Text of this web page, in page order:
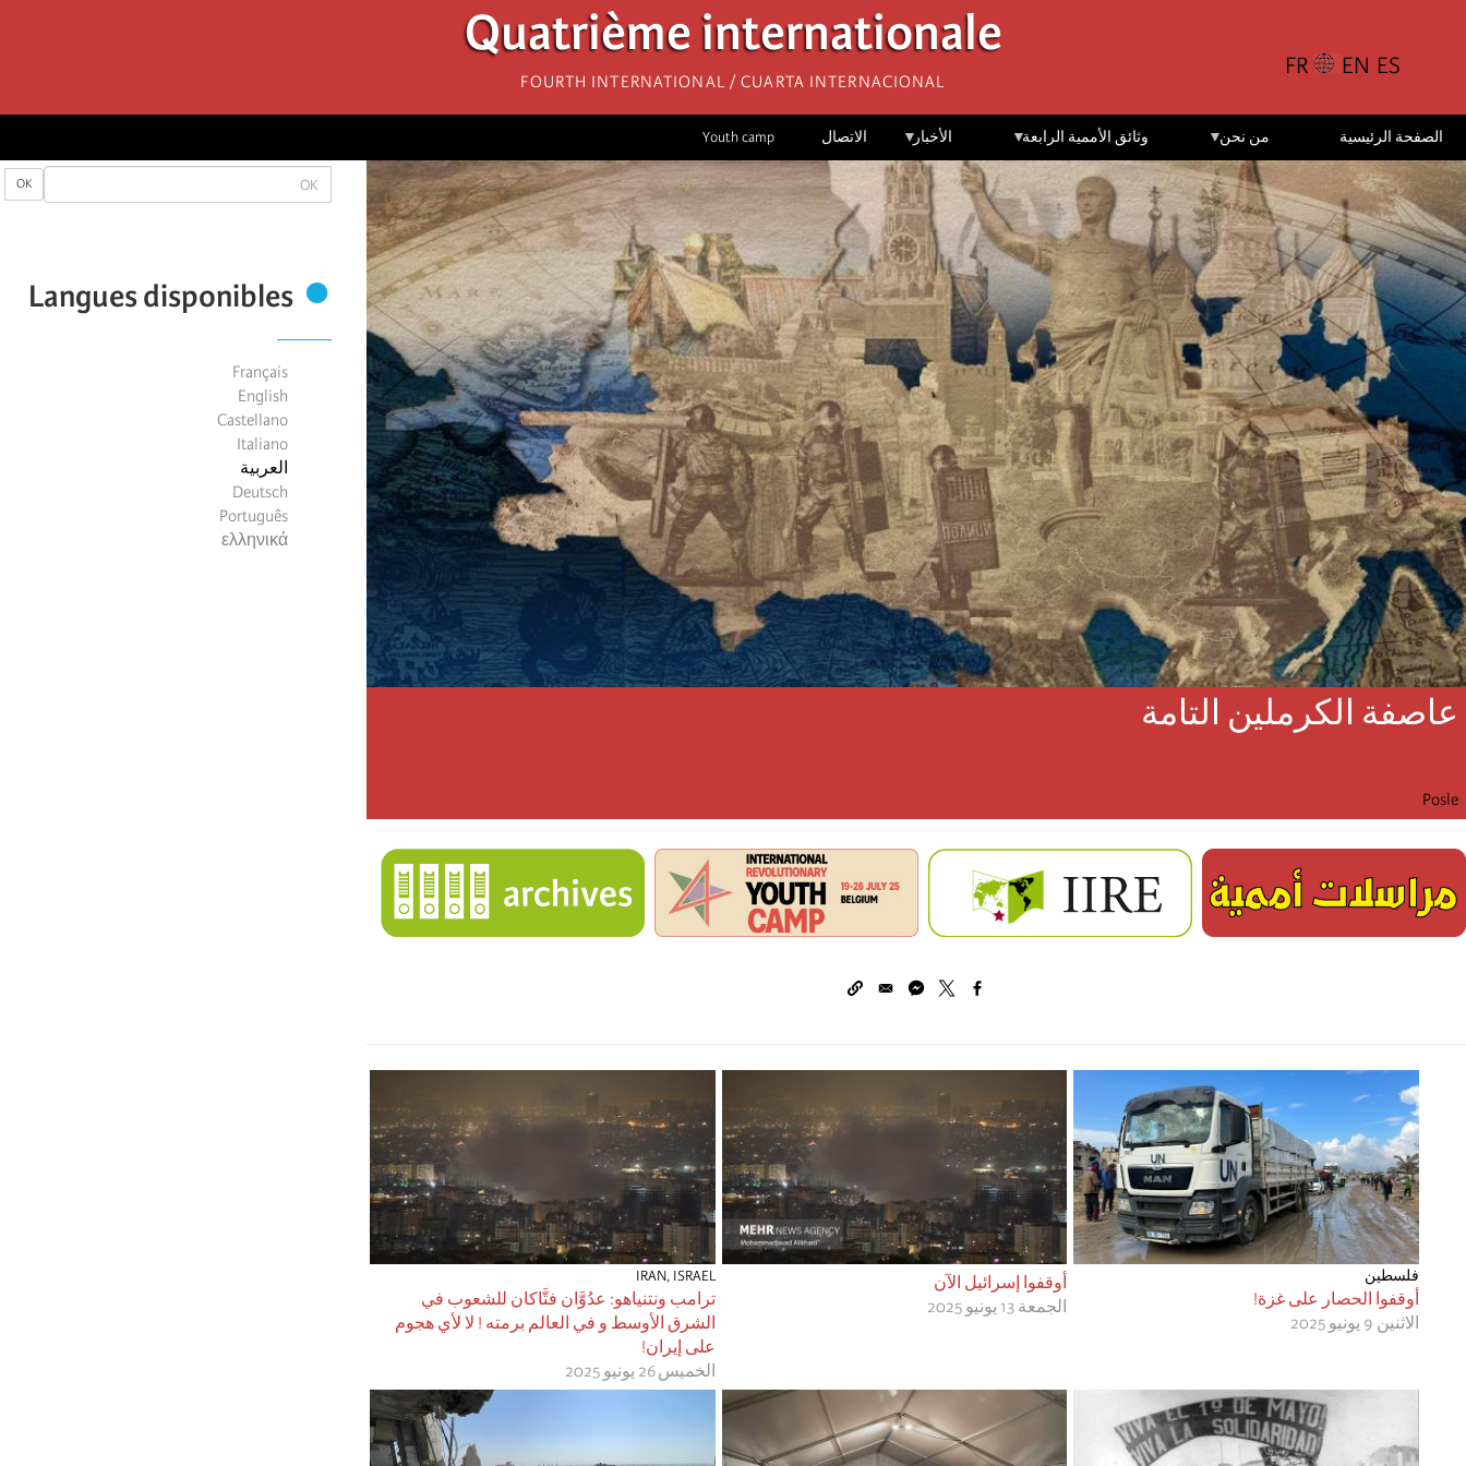
Quatrième internationale
Fourth International / Cuarta Internacional
الصفحة الرئيسية من نحن وثائق الأممية الرابعة الأخبار الاتصال Youth camp
OK
OK
Langues disponibles
Français
English
Castellano
Italiano
العربية
Deutsch
Português
ελληνικά
عاصفة الكرملين التامة
Posle
IRAN, ISRAEL
ترامب ونتنياهو: عدُوَّان فتَّاكان للشعوب في
الشرق الأوسط و في العالم برمته ! لا لأي هجوم
على إيران!
الخميس 26 يونيو 2025
أوقفوا إسرائيل الآن
الجمعة 13 يونيو 2025
فلسطين
أوقفوا الحصار على غزة!
الاثنين 9 يونيو 2025